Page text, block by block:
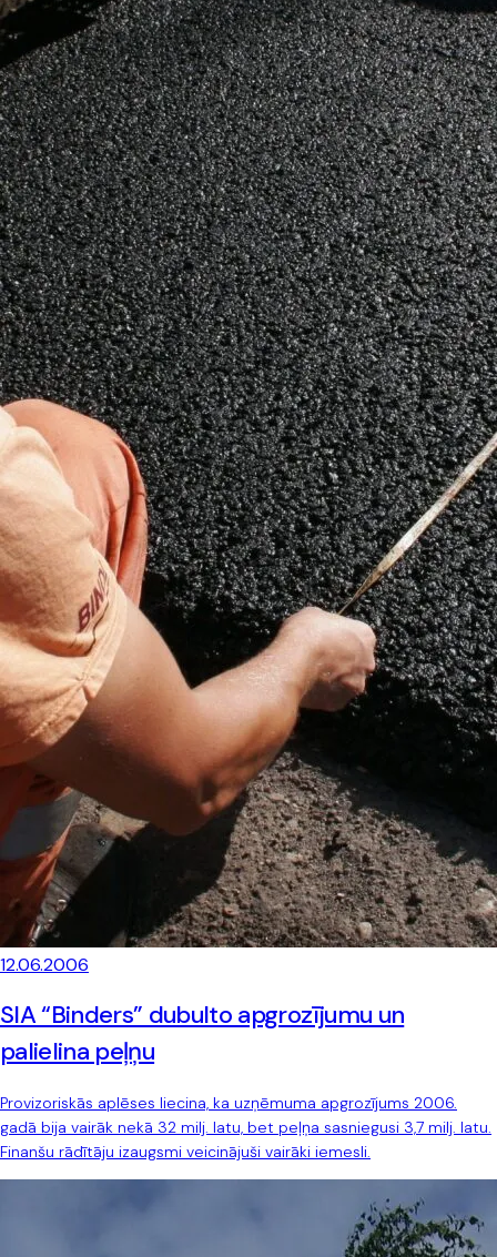
12.06.2006
SIA “Binders” dubulto apgrozījumu un
palielina peļņu
Provizoriskās aplēses liecina, ka uzņēmuma apgrozījums 2006.
gadā bija vairāk nekā 32 milj. latu, bet peļņa sasniegusi 3,7 milj. latu.
Finanšu rādītāju izaugsmi veicinājuši vairāki iemesli.